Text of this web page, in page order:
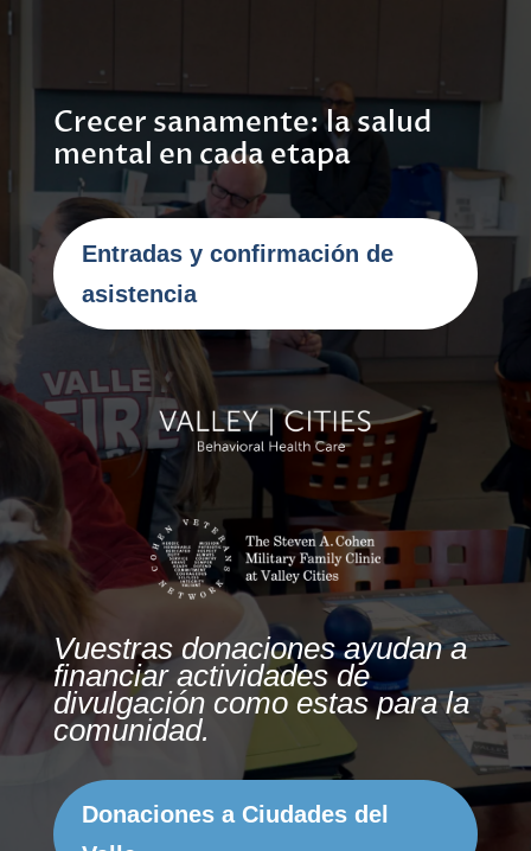
Crecer sanamente: la salud
mental en cada etapa
Entradas y confirmación de
asistencia
Vuestras donaciones ayudan a
financiar actividades de
divulgación como estas para la
comunidad.
Donaciones a Ciudades del